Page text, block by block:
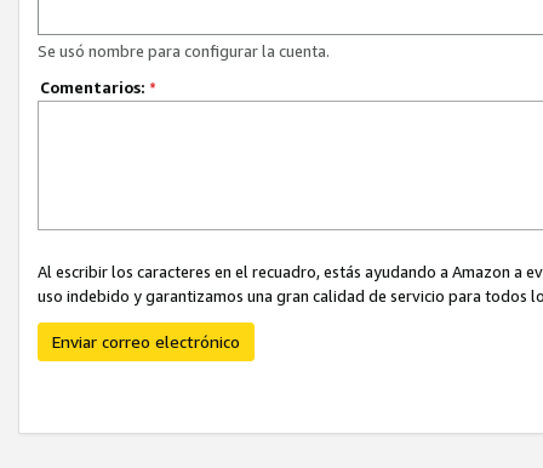
Se usó nombre para configurar la cuenta.
Comentarios: *
Al escribir los caracteres en el recuadro, estás ayudando a Amazon
uso indebido y garantizamos una gran calidad de servicio para todos
Enviar correo electrónico